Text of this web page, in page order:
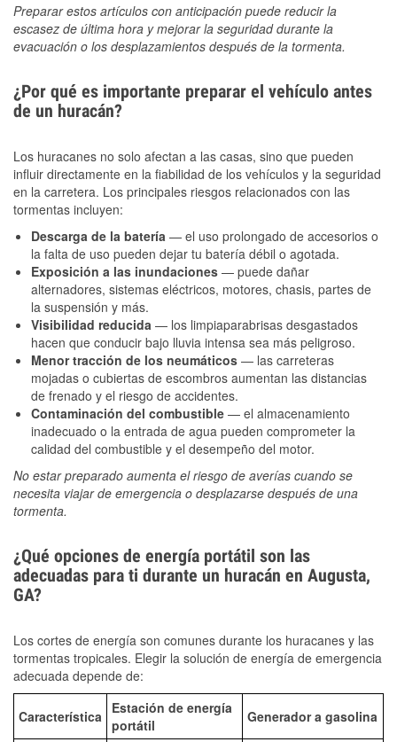
Preparar estos artículos con anticipación puede reducir la
escasez de última hora y mejorar la seguridad durante la
evacuación o los desplazamientos después de la tormenta.
¿Por qué es importante preparar el vehículo antes
de un huracán?
Los huracanes no solo afectan a las casas, sino que pueden
influir directamente en la fiabilidad de los vehículos y la seguridad
en la carretera. Los principales riesgos relacionados con las
tormentas incluyen:
Descarga de la batería — el uso prolongado de accesorios o
la falta de uso pueden dejar tu batería débil o agotada.
Exposición a las inundaciones — puede dañar
alternadores, sistemas eléctricos, motores, chasis, partes de
la suspensión y más.
Visibilidad reducida — los limpiaparabrisas desgastados
hacen que conducir bajo lluvia intensa sea más peligroso.
Menor tracción de los neumáticos — las carreteras
mojadas o cubiertas de escombros aumentan las distancias
de frenado y el riesgo de accidentes.
Contaminación del combustible — el almacenamiento
inadecuado o la entrada de agua pueden comprometer la
calidad del combustible y el desempeño del motor.
No estar preparado aumenta el riesgo de averías cuando se
necesita viajar de emergencia o desplazarse después de una
tormenta.
¿Qué opciones de energía portátil son las
adecuadas para ti durante un huracán en Augusta,
GA?
Los cortes de energía son comunes durante los huracanes y las
tormentas tropicales. Elegir la solución de energía de emergencia
adecuada depende de:
Característica
Estación de energía
portátil
Generador a gasolina